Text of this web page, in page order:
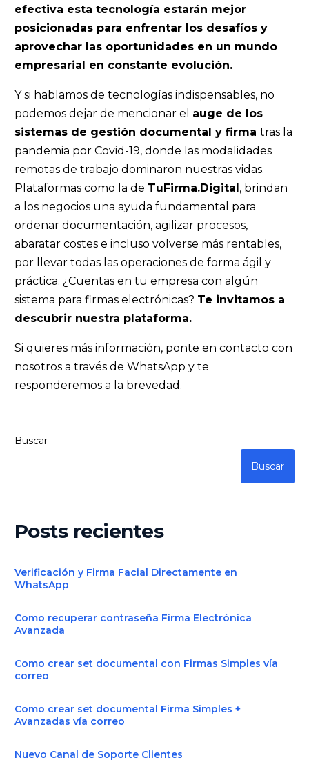
efectiva esta tecnología estarán mejor
posicionadas para enfrentar los desafíos y
aprovechar las oportunidades en un mundo
empresarial en constante evolución.
Y si hablamos de tecnologías indispensables, no
podemos dejar de mencionar el auge de los
sistemas de gestión documental y firmatras la
pandemia por Covid-19, donde las modalidades
remotas de trabajo dominaron nuestras vidas.
Plataformas como la de TuFirma.Digital, brindan
a los negocios una ayuda fundamental para
ordenar documentación, agilizar procesos,
abaratar costes e incluso volverse más rentables,
por llevar todas las operaciones de forma ágil y
práctica. ¿Cuentas en tu empresa con algún
sistema para firmas electrónicas? Te invitamos a
descubrir nuestra plataforma.
Si quieres más información, ponte en contacto con
nosotros a través de WhatsApp y te
responderemos a la brevedad.
Buscar
Buscar
Posts recientes
Verificación y Firma Facial Directamente en
WhatsApp
Como recuperar contraseña Firma Electrónica
Avanzada
Como crear set documental con Firmas Simples vía
correo
Como crear set documental Firma Simples +
Avanzadas vía correo
Nuevo Canal de Soporte Clientes